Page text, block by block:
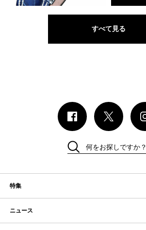
すべて見る
特集
ニュース
何をお探しですか？